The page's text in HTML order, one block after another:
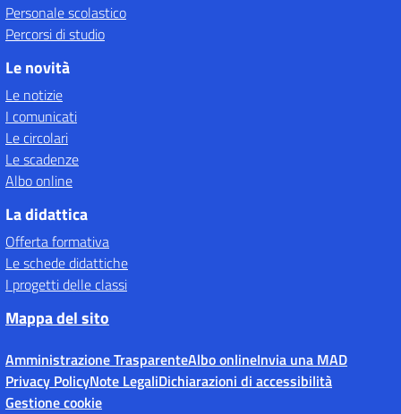
Personale scolastico
Percorsi di studio
Le novità
Le notizie
I comunicati
Le circolari
Le scadenze
Albo online
La didattica
Offerta formativa
Le schede didattiche
I progetti delle classi
Mappa del sito
Amministrazione TrasparenteAlbo onlineInvia una MAD
Privacy PolicyNote LegaliDichiarazioni di accessibilità
Gestione cookie